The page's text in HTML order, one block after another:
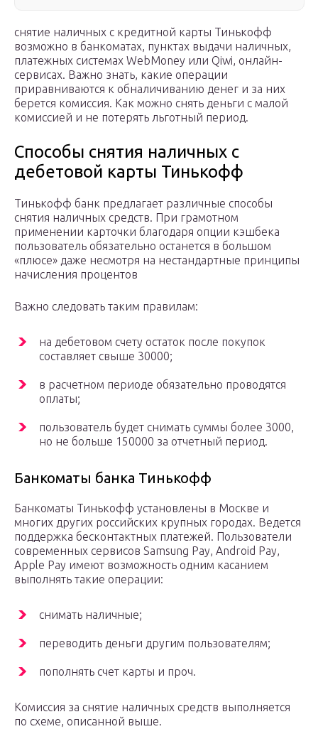
снятие наличных с кредитной карты Тинькофф
возможно в банкоматах, пунктах выдачи наличных,
платежных системах WebMoney или Qiwi, онлайн-
сервисах. Важно знать, какие операции
приравниваются к обналичиванию денег и за них
берется комиссия. Как можно снять деньги с малой
комиссией и не потерять льготный период.
Способы снятия наличных с
дебетовой карты Тинькофф
Тинькофф банк предлагает различные способы
снятия наличных средств. При грамотном
применении карточки благодаря опции кэшбека
пользователь обязательно останется в большом
«плюсе» даже несмотря на нестандартные принципы
начисления процентов
Важно следовать таким правилам:
на дебетовом счету остаток после покупок
составляет свыше 30000;
в расчетном периоде обязательно проводятся
оплаты;
пользователь будет снимать суммы более 3000,
но не больше 150000 за отчетный период.
Банкоматы банка Тинькофф
Банкоматы Тинькофф установлены в Москве и
многих других российских крупных городах. Ведется
поддержка бесконтактных платежей. Пользователи
современных сервисов Samsung Pay, Android Pay,
Apple Pay имеют возможность одним касанием
выполнять такие операции:
снимать наличные;
переводить деньги другим пользователям;
пополнять счет карты и проч.
Комиссия за снятие наличных средств выполняется
по схеме, описанной выше.